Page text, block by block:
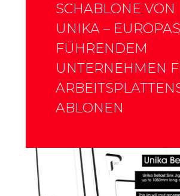
SCHABLONE VON
UNIKA – EUROPAS
FÜHRENDEM
UNTERNEHMEN
ABLONEN